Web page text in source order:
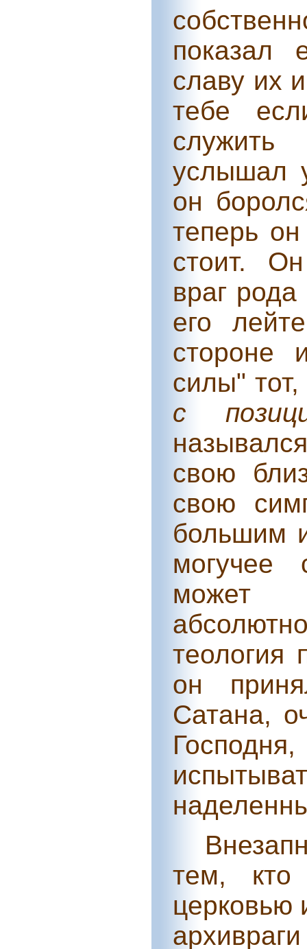
показал
славу их
тебе
служить
услышал
он
теперь
стоит.
враг
его
стороне
силы"
с
свою
свою
большим
может
теология
он
Сатана,
тем, кто
церковью